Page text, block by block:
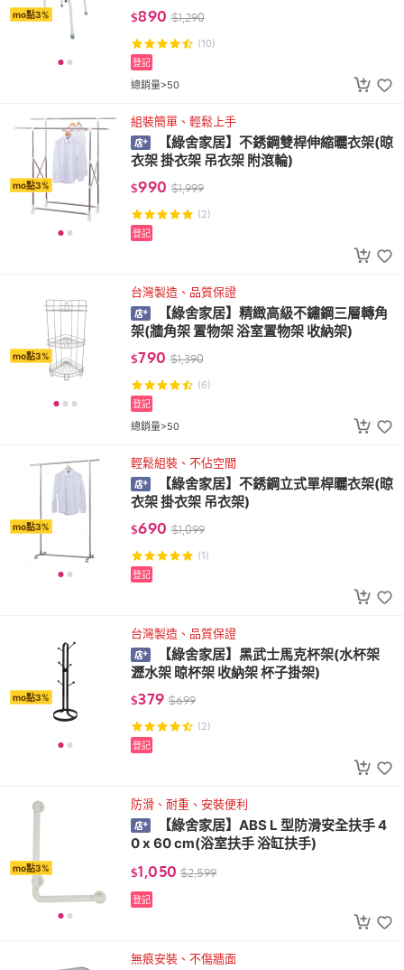
mo點3% $890 $1,290
(10)
總銷量>50
登記
mo點3%
組裝簡單、輕鬆上手
【綠舍家居】不銹鋼雙桿伸縮曬衣架(晾
衣架 掛衣架 吊衣架 附滾輪)
$990 $1,999
(2)
登記
mo點3%
台灣製造、品質保證
【綠舍家居】精緻高級不鏽鋼三層轉角
架(牆角架 置物架 浴室置物架 收納架)
$790 $1,390
(6)
總銷量>50
登記
mo點3%
輕鬆組裝、不佔空間
【綠舍家居】不銹鋼立式單桿曬衣架(晾
衣架 掛衣架 吊衣架)
$690 $1,099
(1)
登記
mo點3%
台灣製造、品質保證
【綠舍家居】黑武士馬克杯架(水杯架
瀝水架 晾杯架 收納架 杯子掛架)
$379 $699
(2)
登記
mo點3%
防滑、耐重、安裝便利
【綠舍家居】ABS L 型防滑安全扶手 4
0 x 60 cm(浴室扶手 浴缸扶手)
$1,050 $2,599
登記
無痕安裝、不傷牆面